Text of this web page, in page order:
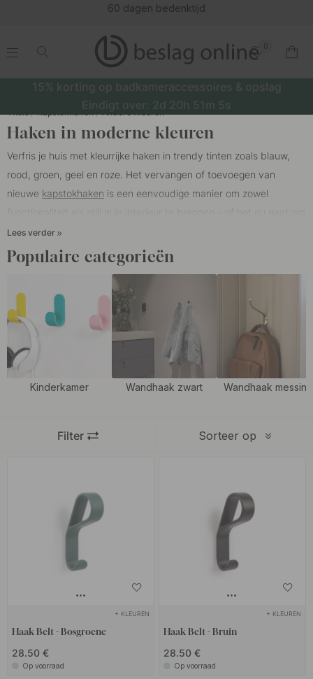
.
0
.
15% korting op badkameraccessoires & opslag
Eindigt over: 2d 20h 51m 4s
Thuis Kapstokhaken Andere Kleuren
Haken in moderne kleuren
Verfris je huis met kleurrijke haken in trendy tinten zoals blauw,
rood, groen, geel en roze. Het vervangen of toevoegen van
nieuwe kapstokhaken is een eenvoudige manier om zowel
de hal, keuken, slaapkamer of kinderkamer.
Haken in groen of blauw zorgen voor een rustige en harmonieuze
sfeer die perfect past in een natuurinspirerende omgeving. Voor
een energieker effect kies je voor haken in rood of geel – ideaal
om vrolijkheid en kleur toe te voegen aan kinderkamers, creatieve
ruimtes of waar je een levendige indruk wilt maken. Roze haken
geven een zachte en speelse uitstraling en zijn perfect voor alles
van de badkamer tot kledingopslag. Onze haken zijn verkrijgbaar
kleurrijke haken zijn zowel praktisch als decoratief – kleine details
die een groot verschil maken. Ontdek ons assortiment en vind de
haken die jouw huis compleet maken!
Lees verder
Populaire categorieën
Kinderkamer Wandhaak zwart Wandhaak messing
Sorteer op
Filter
+ KLEUREN
Haak Belt - Bosgroene
28.50 €
Op voorraad
+ KLEUREN
Haak Belt - Bruin
28.50 €
Op voorraad